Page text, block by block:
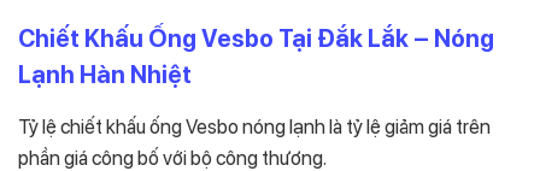
Chiết Khấu Ống Vesbo Tại Đắk Lắk – Nóng
Lạnh Hàn Nhiệt
Tỷ lệ chiết khấu ống Vesbo nóng lạnh là tỷ lệ giảm giá trên
phần giá công bố với bộ công thương.